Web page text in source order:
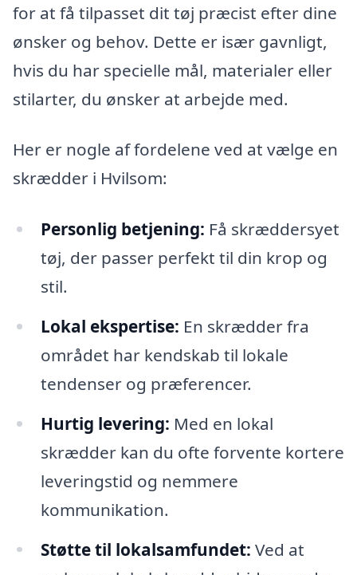
for at få tilpasset dit tøj præcist efter dine
ønsker og behov. Dette er især gavnligt,
hvis du har specielle mål, materialer eller
stilarter, du ønsker at arbejde med.
Her er nogle af fordelene ved at vælge en
skrædder i Hvilsom:
Personlig betjening: Få skræddersyet
tøj, der passer perfekt til din krop og
stil.
Lokal ekspertise: En skrædder fra
området har kendskab til lokale
tendenser og præferencer.
Hurtig levering: Med en lokal
skrædder kan du ofte forvente kortere
leveringstid og nemmere
kommunikation.
Støtte til lokalsamfundet: Ved at